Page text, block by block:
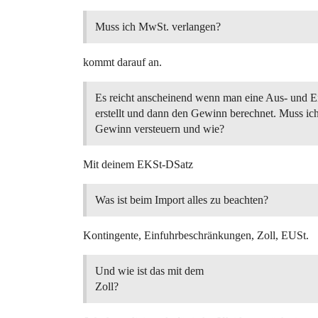
Muss ich MwSt. verlangen?
kommt darauf an.
Es reicht anscheinend wenn man eine Aus- und
erstellt und dann den Gewinn berechnet. Muss
Gewinn versteuern und wie?
Mit deinem EKSt-DSatz
Was ist beim Import alles zu beachten?
Kontingente, Einfuhrbeschränkungen, Zoll, EUSt.
Und wie ist das mit dem
Zoll?